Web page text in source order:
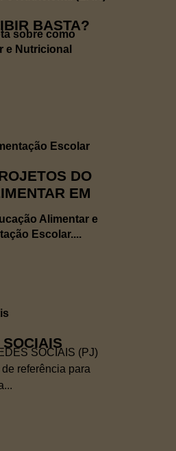
BASTA?
sobre como
e Nutricional
DO
EM
Alimentar e
Escolar....
SOCIAIS
SOCIAIS (PJ)
referência para